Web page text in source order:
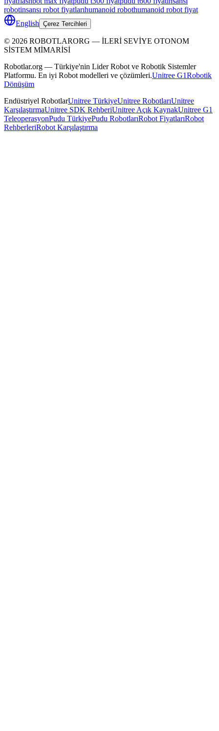
robotinsansı robot fiyatlarıhumanoid robothumanoid robot fiyat
English Çerez Tercihleri
© 2026 ROBOTLARORG — İLERİ SEVİYE OTONOM
SİSTEM MİMARİSİ
Robotlar.org — Türkiye'nin Lider Robot ve Robotik Sistemler
Platformu. En iyi Robot modelleri ve çözümleri.Unitree G1Robotik
Dönüşüm
Endüstriyel RobotlarUnitree TürkiyeUnitree RobotlarıUnitree
KarşılaştırmaUnitree SDK RehberiUnitree Açık KaynakUnitree G1
TeleoperasyonPudu TürkiyePudu RobotlarıRobot FiyatlarıRobot
RehberleriRobot Karşılaştırma